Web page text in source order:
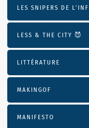
LES SNIPERS DE
LESS & THE CITY 😈
LITTÉRATURE
MAKINGOF
MANIFESTO